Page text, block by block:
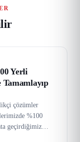
Yerli
Tamamlayıp
çözümler
%100
geçirdiğimiz
imalatını